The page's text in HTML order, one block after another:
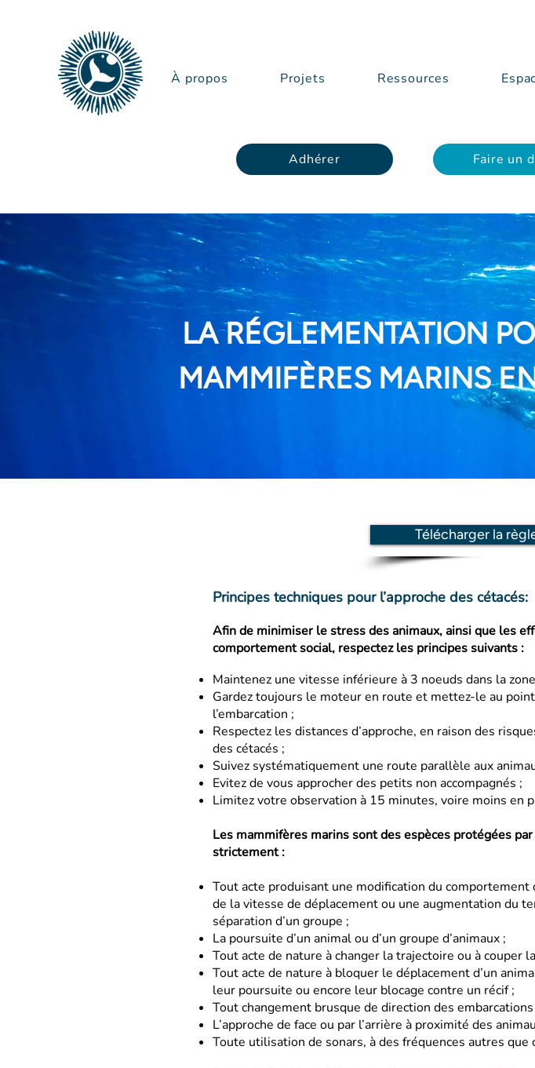
À propos Projets Ressources
Adhérer Faire un
LA RÉGLEMENTATION
MAMMIFÈRES MARINS
Télécharger la
Principes techniques pour l’approche des cétacés:
Afin de minimiser le stress des animaux, ainsi que les
comportement social, respectez les principes suivants :
Maintenez une vitesse inférieure à 3 noeuds dans la zone
Gardez toujours le moteur en route et mettez-le au
l’embarcation ;
Respectez les distances d’approche, en raison des
des cétacés ;
Suivez systématiquement une route parallèle aux
Evitez de vous approcher des petits non accompagnés ;
Limitez votre observation à 15 minutes, voire moins en
Les mammifères marins sont des espèces protégées
strictement :
Tout acte produisant une modification du comportement
de la vitesse de déplacement ou une augmentation du
séparation d’un groupe ;
La poursuite d’un animal ou d’un groupe d’animaux ;
Tout acte de nature à changer la trajectoire ou à couper
Tout acte de nature à bloquer le déplacement d’un
leur poursuite ou encore leur blocage contre un récif ;
Tout changement brusque de direction des
L’approche de face ou par l’arrière à proximité des
Toute utilisation de sonars, à des fréquences autres